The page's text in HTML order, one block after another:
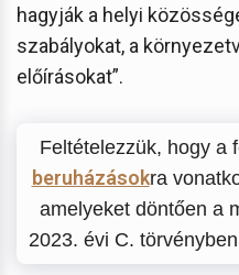
hagyják a helyi
szabályokat, a
előírásokat”.
Feltételezzük, hogy a
beruházásokra
amelyeket döntően a
2023. évi C.